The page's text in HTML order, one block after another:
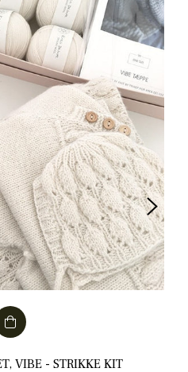
VIBE - STRIKKE KIT